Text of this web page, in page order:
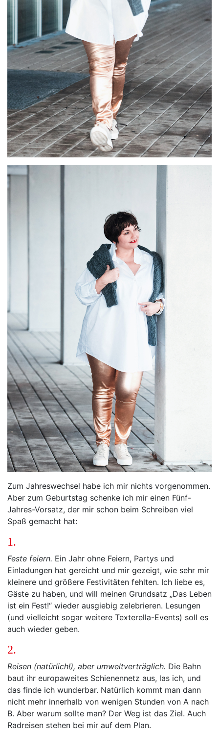
Zum Jahreswechsel habe ich mir nichts vorgenommen.
Aber zum Geburtstag schenke ich mir einen Fünf-
Jahres-Vorsatz, der mir schon beim Schreiben viel
Spaß gemacht hat:
1.
Feste feiern. Ein Jahr ohne Feiern, Partys und
Einladungen hat gereicht und mir gezeigt, wie sehr mir
kleinere und größere Festivitäten fehlten. Ich liebe es,
Gäste zu haben, und will meinen Grundsatz „Das Leben
ist ein Fest!“ wieder ausgiebig zelebrieren. Lesungen
(und vielleicht sogar weitere Texterella-Events) soll es
auch wieder geben.
2.
Reisen (natürlich!), aber umweltverträglich. Die Bahn
baut ihr europaweites Schienennetz aus, las ich, und
das finde ich wunderbar. Natürlich kommt man dann
nicht mehr innerhalb von wenigen Stunden von A nach
B. Aber warum sollte man? Der Weg ist das Ziel. Auch
Radreisen stehen bei mir auf dem Plan.